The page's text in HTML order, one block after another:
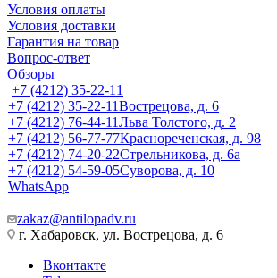
Условия оплаты
Условия доставки
Гарантия на товар
Вопрос-ответ
Обзоры
+7 (4212) 35-22-11
+7 (4212) 35-22-11Вострецова, д. 6
+7 (4212) 76-44-11Льва Толстого, д. 2
+7 (4212) 56-77-77Краснореченская, д. 98
+7 (4212) 74-20-22Стрельникова, д. 6а
+7 (4212) 54-59-05Суворова, д. 10
WhatsApp
zakaz@antilopadv.ru
г. Хабаровск, ул. Вострецова, д. 6
Вконтакте